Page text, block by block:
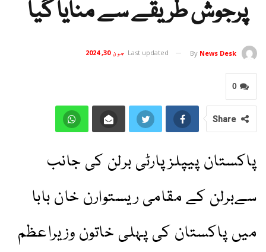
پرجوش طریقے سے منایا گیا
By News Desk
Last updated جون 30, 2024
0
Share
پاکستان پیپلزپارٹی برلن کی جانب
سےبرلن کے مقامی ریستوارن خان بابا
میں پاکستان کی پہلی خاتون وزیراعظم